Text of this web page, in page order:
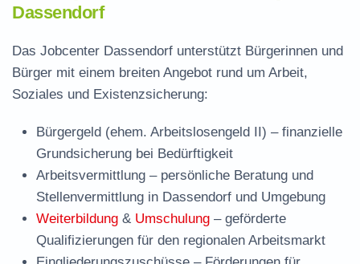
Dassendorf
Das Jobcenter Dassendorf unterstützt Bürgerinnen und
Bürger mit einem breiten Angebot rund um Arbeit,
Soziales und Existenzsicherung:
Bürgergeld (ehem. Arbeitslosengeld II) – finanzielle
Grundsicherung bei Bedürftigkeit
Arbeitsvermittlung – persönliche Beratung und
Stellenvermittlung in Dassendorf und Umgebung
Weiterbildung & Umschulung – geförderte
Qualifizierungen für den regionalen Arbeitsmarkt